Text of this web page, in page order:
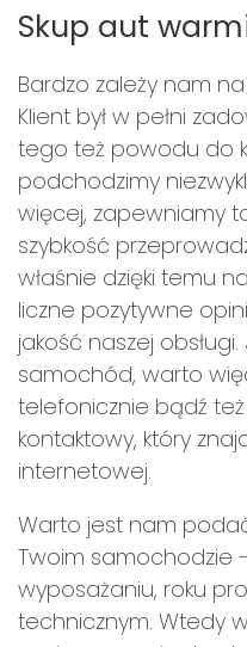
Skup aut
Bardzo zależy nam
Klient był w pełni
tego też powodu do
podchodzimy
więcej, zapewniamy
szybkość
właśnie dzięki temu
liczne pozytywne
jakość naszej
samochód, warto
telefonicznie bądź
kontaktowy, który
internetowej.
Warto jest nam
Twoim samochodzie
wyposażaniu, roku
technicznym. Wtedy